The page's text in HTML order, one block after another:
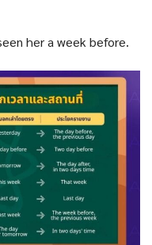
her a week before.